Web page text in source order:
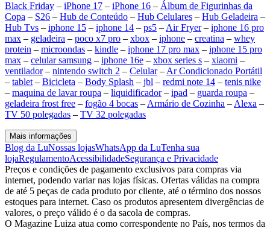
Black Friday – iPhone 17 – iPhone 16 – Álbum de Figurinhas da
Copa – S26 – Hub de Conteúdo – Hub Celulares – Hub Geladeira –
Hub Tvs – iphone 15 – iphone 14 – ps5 – Air Fryer– iphone 16 pro
max – geladeira – poco x7 pro – xbox – iphone – creatina – whey
protein – microondas – kindle – iphone 17 pro max – iphone 15 pro
max – celular samsung – iphone 16e – xbox series s – xiaomi –
ventilador– nintendo switch 2 – Celular– Ar Condicionado Portátil
– tablet – Bicicleta – Body Splash – jbl – redmi note 14 – tenis nike
– maquina de lavar roupa – liquidificador– ipad – guarda roupa –
geladeira frost free – fogão 4 bocas – Armário de Cozinha – Alexa –
TV 50 polegadas – TV 32 polegadas
Mais informações
Blog da LuNossas lojasWhatsApp da LuTenha sua
lojaRegulamentoAcessibilidadeSegurança e Privacidade
Preços e condições de pagamento exclusivos para compras via
internet, podendo variar nas lojas físicas. Ofertas válidas na compra
de até 5 peças de cada produto por cliente, até o término dos nossos
estoques para internet. Caso os produtos apresentem divergências de
valores, o preço válido é o da sacola de compras.
O Magazine Luiza atua como correspondente no País, nos termos da